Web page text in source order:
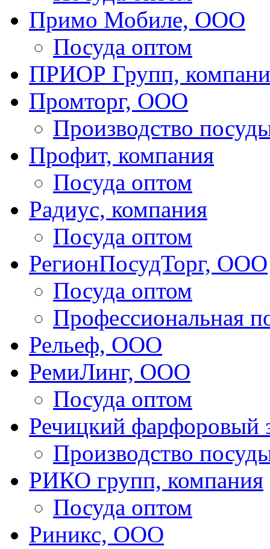
Примо Мобиле, ООО
Посуда оптом
ПРИОР Групп,
Промторг, ООО
Производство
Профит, компания
Посуда оптом
Радиус, компания
Посуда оптом
РегионПосудТорг, ООО
Посуда оптом
Профессиональная
Рельеф, ООО
РемиЛинг, ООО
Посуда оптом
Речицкий фарфоровый
Производство
РИКО групп, компания
Посуда оптом
Риникс, ООО